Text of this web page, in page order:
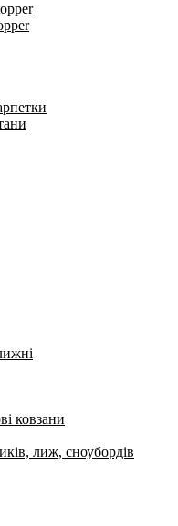
ковзани
лиж, сноубордів